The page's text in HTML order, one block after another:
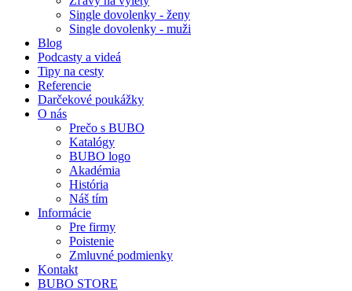
Single dovolenky - ženy
Single dovolenky - muži
Blog
Podcasty a videá
Tipy na cesty
Referencie
Darčekové poukážky
O nás
Prečo s BUBO
Katalógy
BUBO logo
Akadémia
História
Náš tím
Informácie
Pre firmy
Poistenie
Zmluvné podmienky
Kontakt
BUBO STORE